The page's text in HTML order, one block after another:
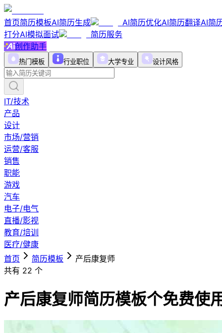
首页简历模板AI简历生成 AI简历优化AI简历翻译AI简
打分AI模拟面试
简历服务
创作助手
热门模板 行业职位 大学专业 设计风格
IT/技术
产品
设计
市场/营销
运营/客服
销售
职能
游戏
汽车
电子/电气
直播/影视
教育/培训
医疗/健康
首页
简历模板
产后康复师
共有 22 个
产后康复师简历模板个免费使